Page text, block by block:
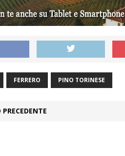
FERRERO PINO TORINESE